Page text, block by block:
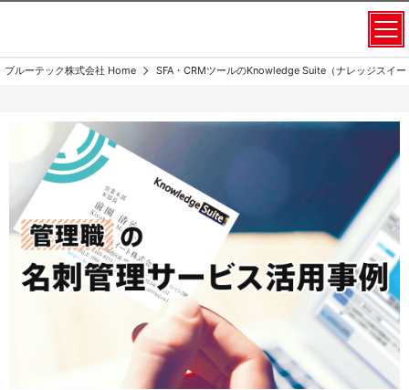
ブルーテック株式会社 Home SFA・CRMツールのKnowledge Suite（ナレッジスイ